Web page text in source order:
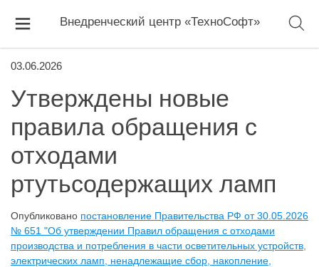
Внедренческий центр «ТехноСофт»
03.06.2026
Утверждены новые
правила обращения с
отходами
ртутьсодержащих ламп
Опубликовано постановление Правительства РФ от 30.05.2026
№ 651 "Об утверждении Правил обращения с отходами
производства и потребления в части осветительных устройств,
электрических ламп, ненадлежащие сбор, накопление,